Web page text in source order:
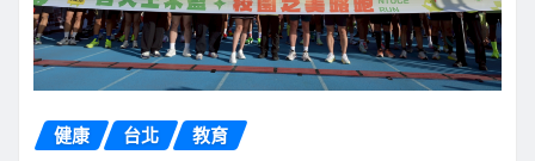
健康 台北 教育